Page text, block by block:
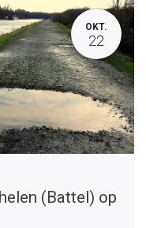
OKT.
22
(Battel) op